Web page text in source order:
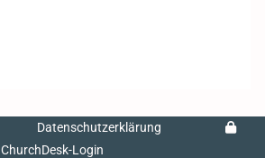
Datenschutzerklärung
ChurchDesk-Login